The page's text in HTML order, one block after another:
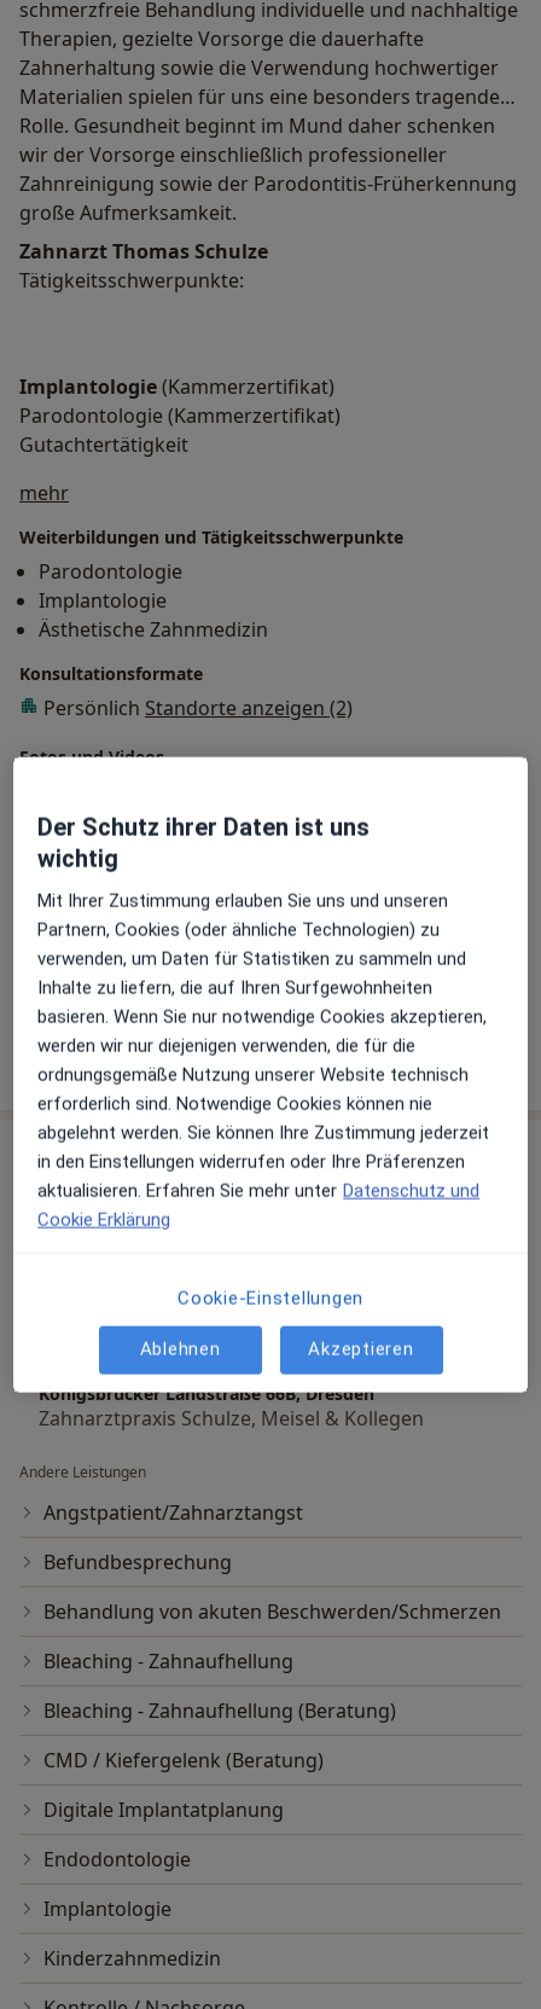
schmerzfreie Behandlung individuelle und nachhaltige
Therapien, gezielte Vorsorge die dauerhafte
Zahnerhaltung sowie die Verwendung hochwertiger
Materialien spielen für uns eine besonders tragende
Rolle. Gesundheit beginnt im Mund daher schenken
wir der Vorsorge einschließlich professioneller
Zahnreinigung sowie der Parodontitis-Früherkennung
große Aufmerksamkeit.
Zahnarzt Thomas Schulze
Tätigkeitsschwerpunkte:
Implantologie(Kammerzertifikat)
Parodontologie (Kammerzertifikat)
Gutachtertätigkeit
mehrÜber mich
Weiterbildungen und Tätigkeitsschwerpunkte
Parodontologie
Implantologie
Ästhetische Zahnmedizin
Konsultationsformate
Persönlich Standorte anzeigen (2)
Fotos und Videos
Galerie ansehen (6)
Mehr Details anzeigen
über Erfahrungen
Leistungen & Kosten
Beliebte Leistungen
Allgemeine Sprechstunde
Zahnarztpraxis Schulze, Meisel & Kollegen
Erstuntersuchung (Neupatient/in)
Königsbrücker Landstraße 66B, Dresden
Zahnarztpraxis Schulze, Meisel & Kollegen
Andere Leistungen
Angstpatient/Zahnarztangst
Befundbesprechung
Behandlung von akuten Beschwerden/Schmerzen
Bleaching - Zahnaufhellung
Bleaching - Zahnaufhellung (Beratung)
CMD / Kiefergelenk (Beratung)
Digitale Implantatplanung
Endodontologie
Implantologie
Kinderzahnmedizin
Der Schutz ihrer Daten ist uns
wichtig
Mit Ihrer Zustimmung erlauben Sie uns und unseren
Partnern, Cookies (oder ähnliche Technologien) zu
verwenden, um Daten für Statistiken zu sammeln und
Inhalte zu liefern, die auf Ihren Surfgewohnheiten
basieren. Wenn Sie nur notwendige Cookies akzeptieren,
werden wir nur diejenigen verwenden, die für die
ordnungsgemäße Nutzung unserer Website technisch
erforderlich sind. Notwendige Cookies können nie
abgelehnt werden. Sie können Ihre Zustimmung jederzeit
in den Einstellungen widerrufen oder Ihre Präferenzen
aktualisieren. Erfahren Sie mehr unter Datenschutz und
Cookie Erklärung
Cookie-Einstellungen
Ablehnen Akzeptieren